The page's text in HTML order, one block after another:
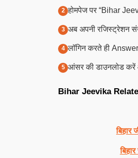
होमपेज पर “Bihar
अब अपनी रजिस्ट्रेशन
लॉगिन करते ही
आंसर की डाउनलोड करें
Bihar Jeevika
बिहार